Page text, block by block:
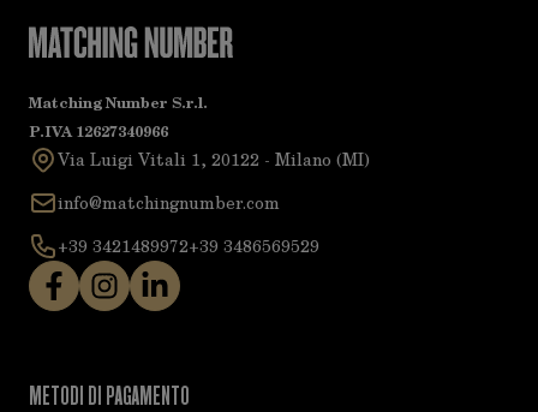
Matching Number S.r.l.
P.IVA 12627340966
Via Luigi Vitali 1, 20122 - Milano (MI)
info@matchingnumber.com
+39 3421489972+39 3486569529
METODI DI PAGAMENTO